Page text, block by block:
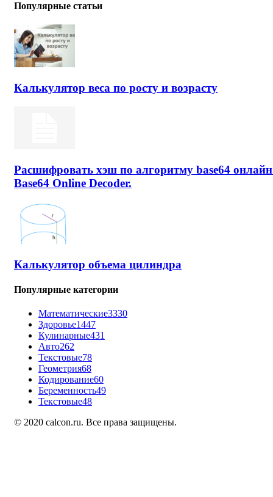
Популярные статьи
Калькулятор веса по росту и возрасту
Расшифровать хэш по алгоритму base64
Base64 Online Decoder.
Калькулятор объема цилиндра
Популярные категории
Математические3330
Здоровье1447
Кулинарные431
Авто262
Текстовые78
Геометрия68
Кодирование60
Беременность49
Текстовые48
© 2020 calcon.ru. Все права защищены.